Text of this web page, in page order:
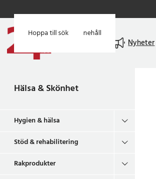
Hoppa till huvudinnehåll
Hoppa till sök
Nyheter
Hälsa & Skönhet
Hygien & hälsa
Stöd & rehabilitering
Rakprodukter